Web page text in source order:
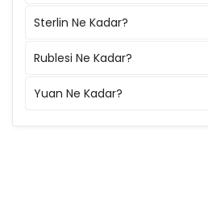
Sterlin Ne Kadar?
Rublesi Ne Kadar?
Yuan Ne Kadar?